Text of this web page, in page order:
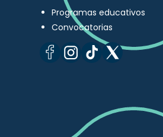
Programas educativos
Convocatorias